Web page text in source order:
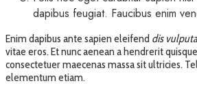
dapibus feugiat. Faucibus enim
Enim dapibus ante sapien eleifend dis
vitae eros. Et nunc aenean a hendrerit
consectetuer maecenas massa sit ultricies.
elementum etiam.